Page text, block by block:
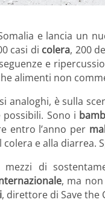
e lancia un
casi di colera, 200
e
alimenti non
analoghi, è sulla
Sono i
entro l’anno per
e alla diarrea.
di
, ma
, direttore di Save the